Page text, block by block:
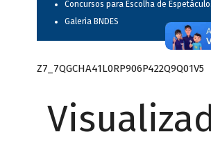
Concursos para Escolha de
Galeria BNDES
Z7_7QGCHA41L0RP906P422Q9Q01V5